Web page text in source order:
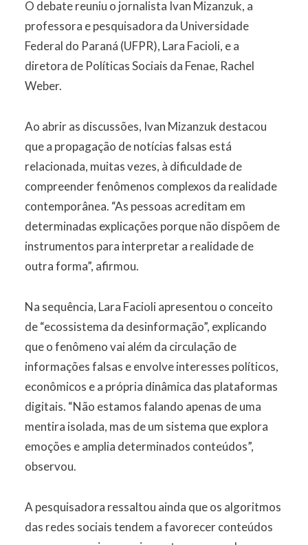
O debate reuniu o jornalista Ivan Mizanzuk, a
professora e pesquisadora da Universidade
Federal do Paraná (UFPR), Lara Facioli, e a
diretora de Políticas Sociais da Fenae, Rachel
Weber.
Ao abrir as discussões, Ivan Mizanzuk destacou
que a propagação de notícias falsas está
relacionada, muitas vezes, à dificuldade de
compreender fenômenos complexos da realidade
contemporânea. “As pessoas acreditam em
determinadas explicações porque não dispõem de
instrumentos para interpretar a realidade de
outra forma”, afirmou.
Na sequência, Lara Facioli apresentou o conceito
de “ecossistema da desinformação”, explicando
que o fenômeno vai além da circulação de
informações falsas e envolve interesses políticos,
econômicos e a própria dinâmica das plataformas
digitais. “Não estamos falando apenas de uma
mentira isolada, mas de um sistema que explora
emoções e amplia determinados conteúdos”,
observou.
A pesquisadora ressaltou ainda que os algoritmos
das redes sociais tendem a favorecer conteúdos